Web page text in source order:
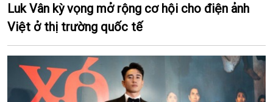
Luk Vân kỳ vọng mở rộng cơ hội cho điện ảnh
Việt ở thị trường quốc tế